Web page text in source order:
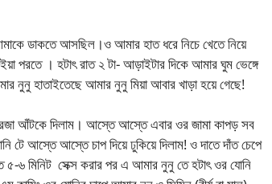
ডাকতে আসছিল।ও আমার হাত ধরে নিচে খেতে নিয়ে
পরতে । হটাৎ রাত ২ টা- আড়াইটার দিকে আমার ঘুম ভেঙ্গে
নুনু হাতাইতেছে আমার নুনু মিয়া আবার খাড়া হয়ে গেছে!
আঁটকে দিলাম। আস্তে আস্তে এবার ওর জামা কাপড় সব
টে আস্তে আস্তে চাপ দিয়ে ঢুকিয়ে দিলাম! ও দাতে দাঁত চেপে
৬ মিনিট সেক্স করার পর এ আমার নুনু তে হটাৎ ওর যোনি